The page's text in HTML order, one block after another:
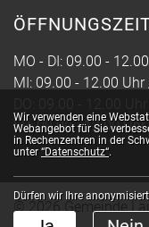
MO - DI: 09.00 -
MI: 09.00 - 12.00
FR: 09.00 - 12.00
© 2026 Gemeinde
Webstatistik
Wir verwenden eine
Webangebot für Sie
in Rechenzentren in der
unter “Datenschutz“.
Dürfen wir Ihre